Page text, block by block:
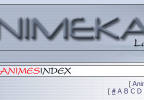
[
[ # A B C D